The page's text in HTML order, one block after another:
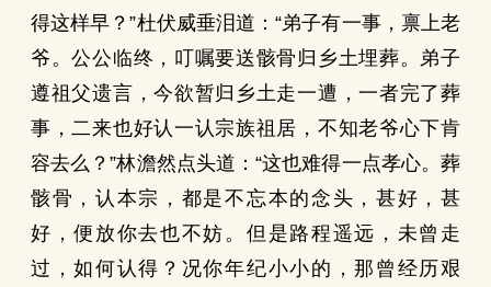
得这样早？”杜伏威垂泪道：“弟子有一事，禀上老
爷。公公临终，叮嘱要送骸骨归乡土埋葬。弟子
遵祖父遗言，今欲暂归乡土走一遭，一者完了葬
事，二来也好认一认宗族祖居，不知老爷心下肯
容去么？”林澹然点头道：“这也难得一点孝心。葬
骸骨，认本宗，都是不忘本的念头，甚好，甚
好，便放你去也不妨。但是路程遥远，未曾走
过，如何认得？况你年纪小小的，那曾经历艰